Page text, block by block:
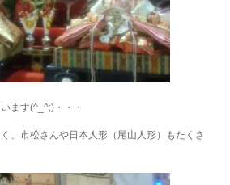
ます(^_^;)・・・
、市松さんや日本人形（尾山人形）もたくさ